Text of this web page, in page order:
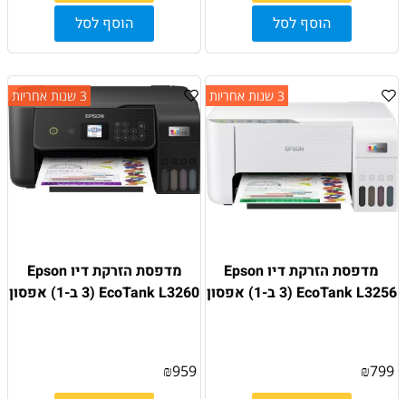
הוסף לסל הוסף לסל
3 שנות אחריות
מדפסת הזרקת דיו Epson
EcoTank L3256 (3 ב-1) אפסון
₪799
3 שנות אחריות
מדפסת הזרקת דיו Epson
EcoTank L3260 (3 ב-1) אפסון
₪959